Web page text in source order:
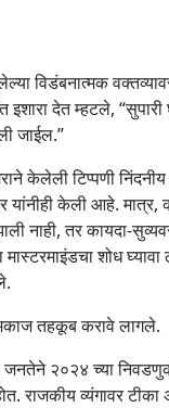
विडंबनात्मक
इशारा देत म्हटले,
जाईल.”
केलेली टिप्पणी
केली आहे. मात्र,
नाही, तर कायदा-
मास्टरमाइंडचा शोध
तहकूब करावे लागले.
जनतेने २०२४ च्या
राजकीय व्यंगावर